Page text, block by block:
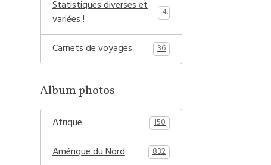
Statistiques diverses et
variées !
4
Carnets de voyages 36
Album photos
Afrique 150
Amérique du Nord 832